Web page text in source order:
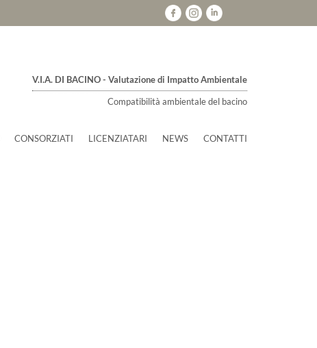
V.I.A. DI BACINO - Valutazione di Impatto Ambientale
Compatibilità ambientale del bacino
CONSORZIATI LICENZIATARI NEWS CONTATTI